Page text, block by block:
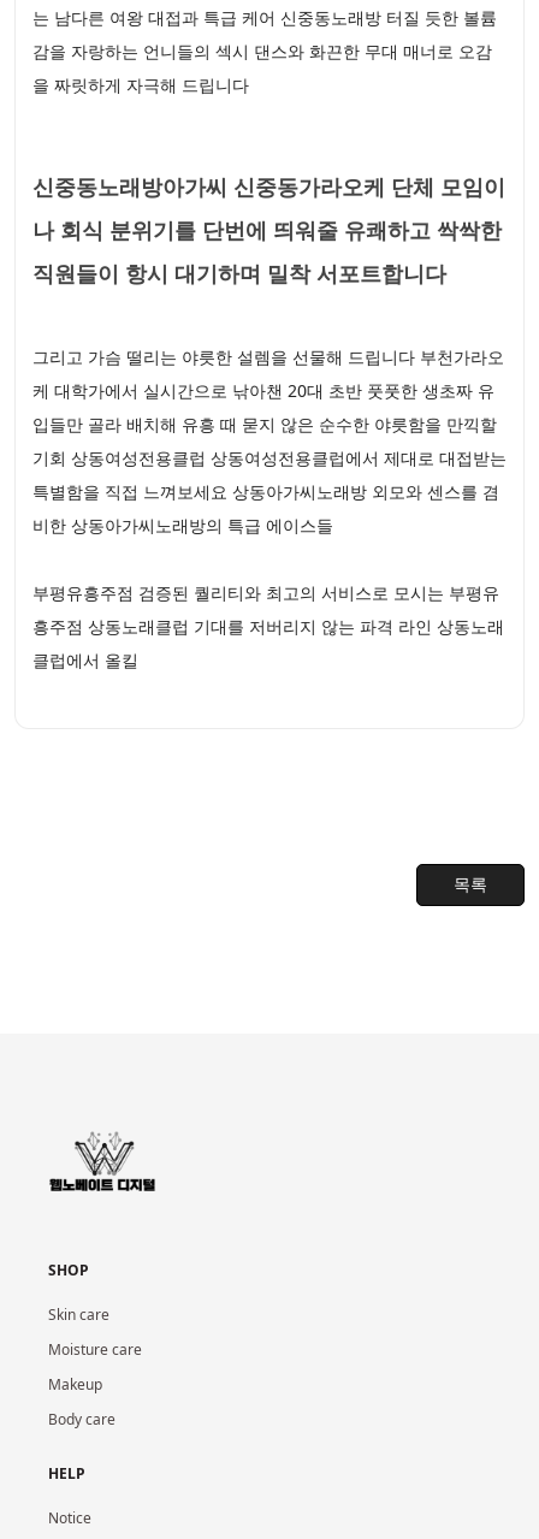
는 남다른 여왕 대접과 특급 케어 신중동노래방 터질 듯한 볼륨
감을 자랑하는 언니들의 섹시 댄스와 화끈한 무대 매너로 오감
을 짜릿하게 자극해 드립니다
신중동노래방아가씨 신중동가라오케 단체 모임이
나 회식 분위기를 단번에 띄워줄 유쾌하고 싹싹한
직원들이 항시 대기하며 밀착 서포트합니다
그리고 가슴 떨리는 야릇한 설렘을 선물해 드립니다 부천가라오
케 대학가에서 실시간으로 낚아챈 20대 초반 풋풋한 생초짜 유
입들만 골라 배치해 유흥 때 묻지 않은 순수한 야릇함을 만끽할
기회 상동여성전용클럽 상동여성전용클럽에서 제대로 대접받는
특별함을 직접 느껴보세요 상동아가씨노래방 외모와 센스를 겸
비한 상동아가씨노래방의 특급 에이스들
부평유흥주점 검증된 퀄리티와 최고의 서비스로 모시는 부평유
흥주점 상동노래클럽 기대를 저버리지 않는 파격 라인 상동노래
클럽에서 올킬
목록
SHOP
Skin care
Moisture care
Makeup
Body care
HELP
Notice